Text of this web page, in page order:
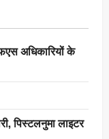
अधिकारियों के
पिस्टलनुमा लाइटर